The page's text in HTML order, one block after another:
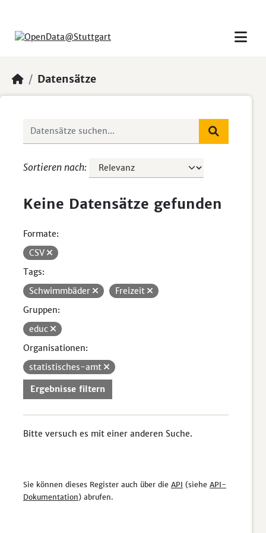
Datensätze
Sortieren nach
Keine Datensätze gefunden
Formate:
CSV
Tags:
Schwimmbäder
Freizeit
Gruppen:
educ
Organisationen:
statistisches-amt
Ergebnisse filtern
Bitte versuch es mit einer anderen Suche.
Sie können dieses Register auch über die API (siehe API-
Dokumentation) abrufen.